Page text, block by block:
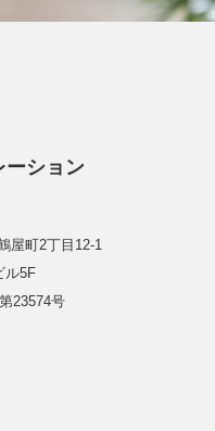
ーション
屋町2丁目12-1
ル5F
23574号